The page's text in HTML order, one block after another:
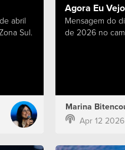
abril
Sul.
Agora Eu Vejo
Mensagem do
de 2026 no
Marina
Apr 12 2026